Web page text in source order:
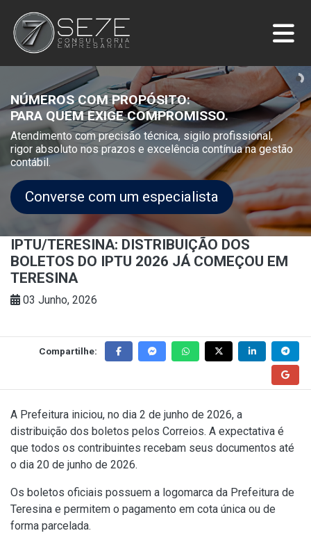
NÚMEROS COM PROPÓSITO:
PARA QUEM EXIGE COMPROMISSO.
Atendimento com precisão técnica, sigilo profissional,
rigor absoluto nos prazos e excelência contínua na gestão
contábil.
Converse com um especialista
IPTU/TERESINA: DISTRIBUIÇÃO DOS
BOLETOS DO IPTU 2026 JÁ COMEÇOU EM
TERESINA
03 Junho, 2026
Compartilhe:
A Prefeitura iniciou, no dia 2 de junho de 2026, a
distribuição dos boletos pelos Correios. A expectativa é
que todos os contribuintes recebam seus documentos até
o dia 20 de junho de 2026.
Os boletos oficiais possuem a logomarca da Prefeitura de
Teresina e permitem o pagamento em cota única ou de
forma parcelada.